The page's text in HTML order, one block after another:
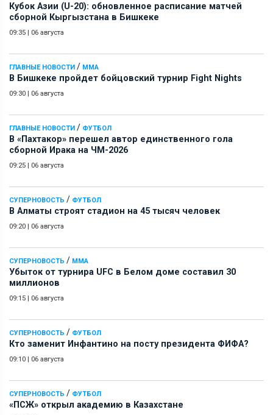
Кубок Азии (U-20): обновленное расписание матчей
сборной Кыргызстана в Бишкеке
09:35 | 06 августа
ГЛАВНЫЕ НОВОСТИ / ММА
В Бишкеке пройдет бойцовский турнир Fight Nights
09:30 | 06 августа
ГЛАВНЫЕ НОВОСТИ / ФУТБОЛ
В «Пахтакор» перешел автор единственного гола
сборной Ирака на ЧМ-2026
09:25 | 06 августа
СУПЕРНОВОСТЬ / ФУТБОЛ
В Алматы строят стадион на 45 тысяч человек
09:20 | 06 августа
СУПЕРНОВОСТЬ / ММА
Убыток от турнира UFC в Белом доме составил 30
миллионов
09:15 | 06 августа
СУПЕРНОВОСТЬ / ФУТБОЛ
Кто заменит Инфантино на посту президента ФИФА?
09:10 | 06 августа
СУПЕРНОВОСТЬ / ФУТБОЛ
«ПСЖ» открыл академию в Казахстане